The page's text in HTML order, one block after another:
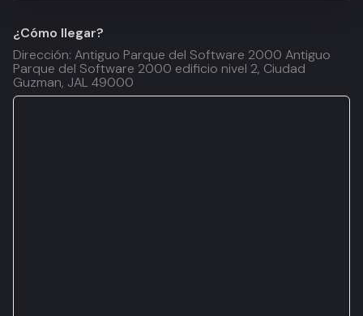
¿Cómo llegar?
Dirección: Antiguo Parque del Software 2000 Antiguo
Parque del Software 2000 edificio nivel 2, Ciudad
Guzman, JAL 49000